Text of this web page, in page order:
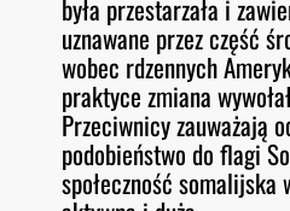
była przestarzała i
uznawane przez część
wobec rdzennych
praktyce zmiana
Przeciwnicy zauważają
podobieństwo do flagi
społeczność